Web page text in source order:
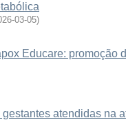
03-05)
Educare: promoção
atendidas na